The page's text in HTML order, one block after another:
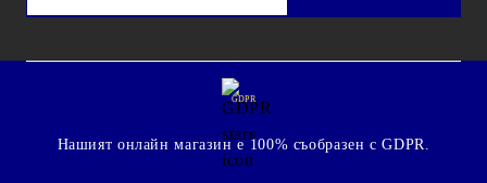
GDPR
Нашият онлайн магазин е 100% съобразен с GDPR.